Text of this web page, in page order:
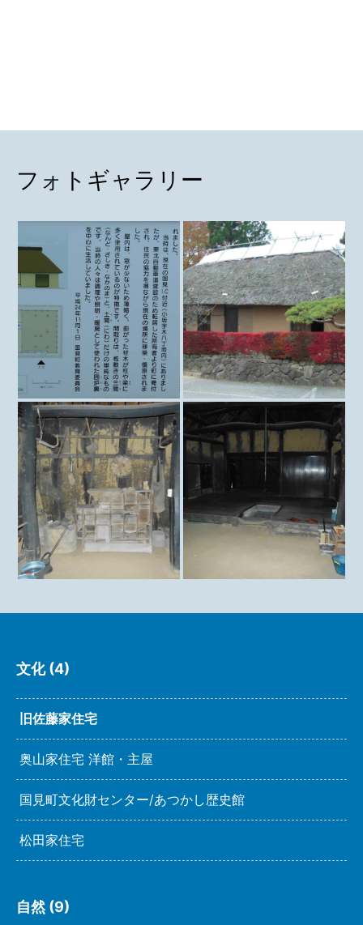
フォトギャラリー
文化 (4)
旧佐藤家住宅
奥山家住宅 洋館・主屋
国見町文化財センター/あつかし歴史館
松田家住宅
自然 (9)